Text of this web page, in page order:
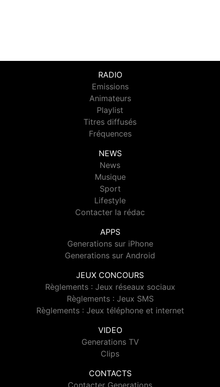
RADIO
Emissions
Animateurs
Playlist
Titres diffusés
Fréquences
NEWS
News
Musique
Sport
Lifestyle
Contacter la rédac
APPS
Generations sur iPhone
Generations sur Android
JEUX CONCOURS
Règlements : Jeux réseaux sociaux
Règlements : Jeux SMS
Règlements : Jeux téléphone et internet
VIDEO
Generations TV
Clips
CONTACTS